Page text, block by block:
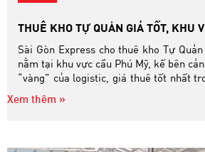
THUÊ KHO TỰ QUẢN GIÁ TỐT, KHU
Sài Gòn Express cho thuê kho Tự
nằm tại khu vực cầu Phú Mỹ, kế bên
“vàng” của logistic, giá thuê tốt nhất
đầy đủ điện nước, nhà vệ sinh, quạt
ký hợp đồng, bàn giao kho ngay và có
Xem thêm »